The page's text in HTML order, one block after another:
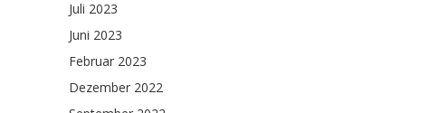
Juli 2023
Juni 2023
Februar 2023
Dezember 2022